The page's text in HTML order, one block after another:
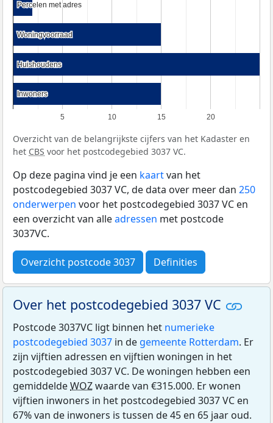
5 10 15 20
Percelen met adres
Percelen met adres
Woningvoorraad
Woningvoorraad
Huishoudens
Huishoudens
Inwoners
Inwoners
Overzicht van de belangrijkste cijfers van het Kadaster en
het CBS voor het postcodegebied 3037 VC.
Op deze pagina vind je een kaartvan het
postcodegebied 3037 VC, de data over meer dan 250
onderwerpen voor het postcodegebied 3037 VC en
een overzicht van alleadressen met postcode
3037VC.
Overzicht postcode 3037 Definities
Over het postcodegebied 3037 VC
Postcode 3037VC ligt binnen het numerieke
postcodegebied 3037 in de gemeente Rotterdam. Er
zijn vijftien adressen en vijftien woningen in het
postcodegebied 3037 VC. De woningen hebben een
gemiddeldeWOZwaarde van €315.000. Er wonen
vijftien inwoners in het postcodegebied 3037 VC en
67% van de inwoners is tussen de 45 en 65 jaar oud.